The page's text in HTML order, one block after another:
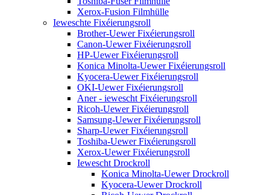
Xerox-Fusion Filmhülle
Ieweschte Fixéierungsroll
Brother-Uewer Fixéierungsroll
Canon-Uewer Fixéierungsroll
HP-Uewer Fixéierungsroll
Konica Minolta-Uewer Fixéierungsroll
Kyocera-Uewer Fixéierungsroll
OKI-Uewer Fixéierungsroll
Aner - iewescht Fixéierungsroll
Ricoh-Uewer Fixéierungsroll
Samsung-Uewer Fixéierungsroll
Sharp-Uewer Fixéierungsroll
Toshiba-Uewer Fixéierungsroll
Xerox-Uewer Fixéierungsroll
Iewescht Drockroll
Konica Minolta-Uewer Drockroll
Kyocera-Uewer Drockroll